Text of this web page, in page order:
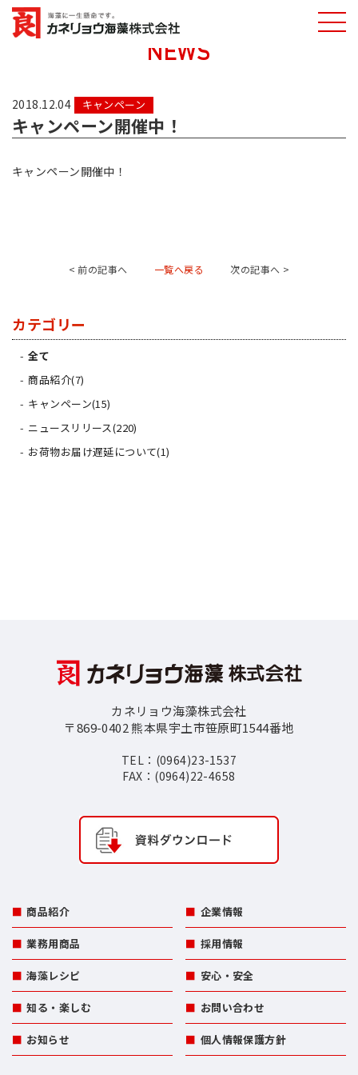
カネリョウ海藻
株式会社
NEWS
2018.12.04 キャンペーン
キャンペーン開催中！
キャンペーン開催中！
< 前の記事へ 一覧へ戻る 次の記事へ >
カテゴリー
全て
商品紹介(7)
キャンペーン(15)
ニュースリリース(220)
お荷物お届け遅延について(1)
カネリョウ海藻株式会社
〒869-0402 熊本県宇土市笹原町1544番地
TEL：(0964)23-1537
FAX：(0964)22-4658
商品紹介
業務用商品
海藻レシピ
知る・楽しむ
お知らせ
企業情報
採用情報
安心・安全
お問い合わせ
個人情報保護方針